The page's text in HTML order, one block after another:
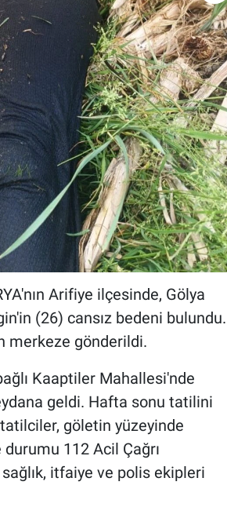
Arifiye ilçesinde, Gölya
(26) cansız bedeni bulundu.
merkeze gönderildi.
Kaaptiler Mahallesi'nde
geldi. Hafta sonu tatilini
göletin yüzeyinde
112 Acil Çağrı
itfaiye ve polis ekipleri